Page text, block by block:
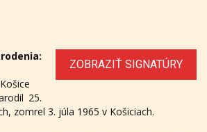
ZOBRAZIŤ SIGNATÚRY
Košice
25.
zomrel 3. júla 1965 v Košiciach.